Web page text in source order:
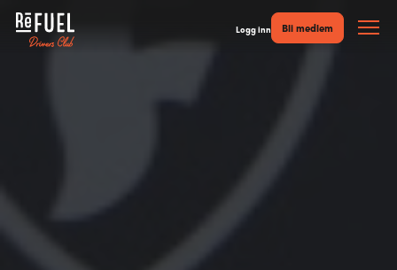
Logg inn Bli medlem